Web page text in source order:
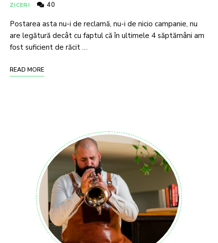
ZICERI 40
Postarea asta nu-i de reclamă, nu-i de nicio campanie, nu
are legătură decât cu faptul că în ultimele 4 săptămâni am
fost suficient de răcit …
READ MORE